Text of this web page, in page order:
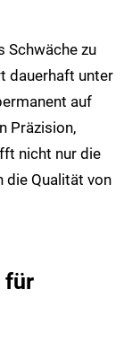
Schwäche zu
dauerhaft unter
auf
Präzision,
nicht nur die
die Qualität von
für